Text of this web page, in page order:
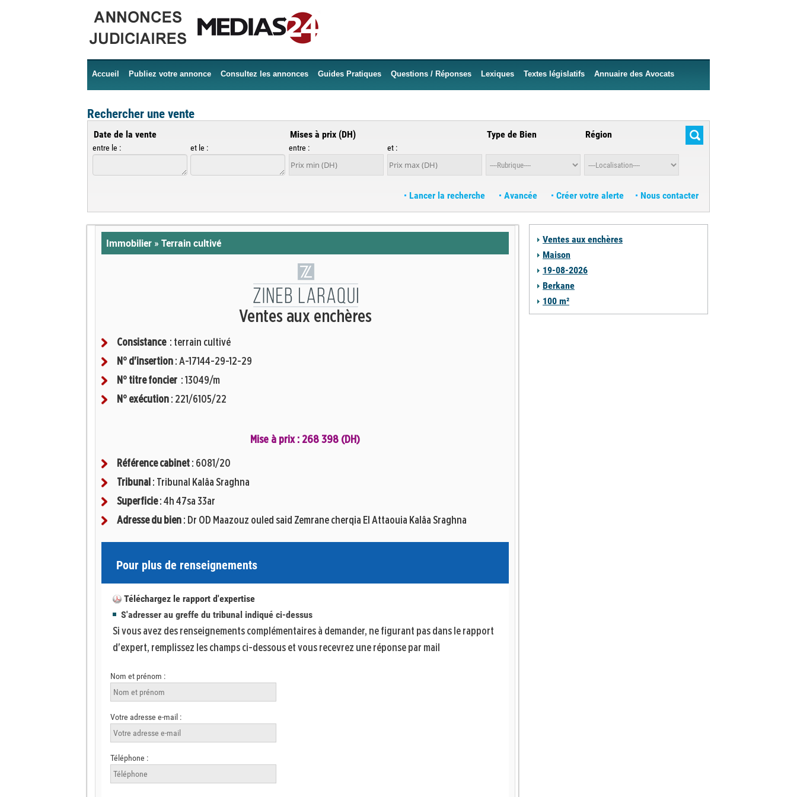
Accueil Publiez votre annonce Consultez les annonces Guides Pratiques Questions / Réponses Lexiques Textes législatifs Annuaire des Avocats
Rechercher une vente
Date de la vente
entre le : et le :
Mises à prix (DH)
entre : et :
Type de Bien Région
Nous contacter
Créer votre alerte
Avancée
Lancer la recherche
Immobilier » Terrain cultivé
Ventes aux enchères
Consistance : terrain cultivé
N° d'insertion : A-17144-29-12-29
N° titre foncier : 13049/m
N° exécution : 221/6105/22
Mise à prix : 268 398 (DH)
Référence cabinet : 6081/20
Tribunal : Tribunal Kalâa Sraghna
Superficie: 4h 47sa 33ar
Adresse du bien : Dr OD Maazouz ouled said Zemrane cherqia El Attaouia Kalâa Sraghna
Pour plus de renseignements
Téléchargez le rapport d'expertise
S'adresser au greffe du tribunal indiqué ci-dessus
Si vous avez des renseignements complémentaires à demander, ne figurant pas dans le rapport
d'expert, remplissez les champs ci-dessous et vous recevrez une réponse par mail
Nom et prénom :
Votre adresse e-mail :
Téléphone :
Ventes aux enchères
Maison
19-08-2026
Berkane
100 m²